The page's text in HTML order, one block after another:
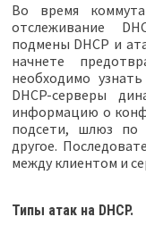
Во время
отслеживание
подмены DHCP и
начнете
необходимо
DHCP-серверы
информацию о
подсети, шлюз по
другое.
между клиентом и
Типы атак на DHCP.